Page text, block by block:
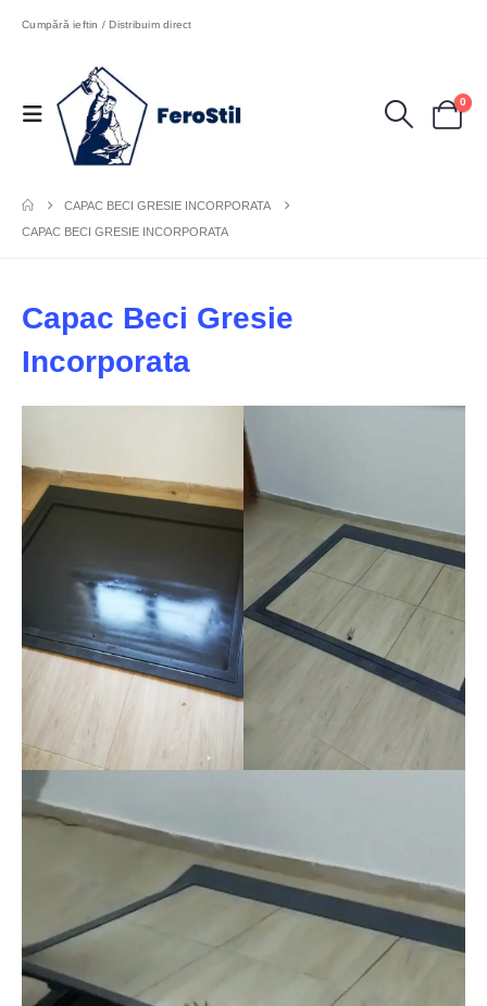
Cumpără ieftin / Distribuim direct
0
CAPAC BECI GRESIE INCORPORATA
CAPAC BECI GRESIE INCORPORATA
Capac Beci Gresie
Incorporata